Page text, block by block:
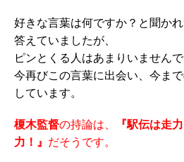
好きな言葉は何ですか？と聞か
答えていましたが、
ピンとくる人はあまりいませんで
今再びこの言葉に出会い、今ま
しています。
榎木監督の持論は、
『駅伝は走
力！』 だそうです。